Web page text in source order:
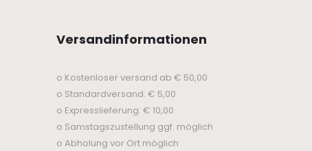
Versandinformationen
o Kostenloser versand ab € 50,00
o Standardversand: € 5,00
o Expresslieferung: € 10,00
o Samstagszustellung ggf. möglich
o Abholung vor Ort möglich